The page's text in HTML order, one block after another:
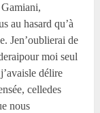
au hasard qu’à
Jen’oublierai de
moi seul
délire
celledes
nous